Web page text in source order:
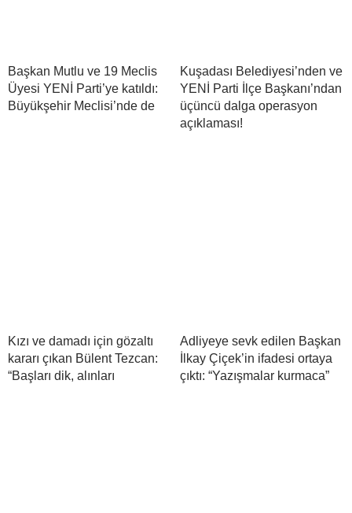
Başkan Mutlu ve 19 Meclis
Üyesi YENİ Parti’ye katıldı:
Büyükşehir Meclisi’nde de
Kuşadası Belediyesi’nden ve
YENİ Parti İlçe Başkanı’ndan
üçüncü dalga operasyon
açıklaması!
Kızı ve damadı için gözaltı
kararı çıkan Bülent Tezcan:
“Başları dik, alınları
Adliyeye sevk edilen Başkan
İlkay Çiçek’in ifadesi ortaya
çıktı: “Yazışmalar kurmaca”